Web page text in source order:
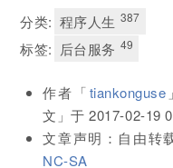
分类: 程序人生 387
标签: 后台服务 49
作者「tiankonguse
文」于2017-02-19
文章声明：自由转
NC-SA